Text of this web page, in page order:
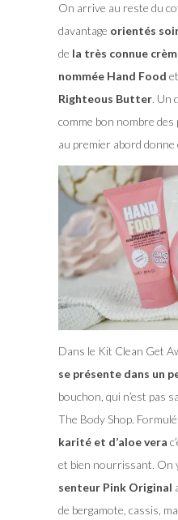
On arrive au reste du
davantage orientés
de la très connue
nommée Hand Food et
Righteous Butter. Un
comme bon nombre
au premier abord donne
Dans le Kit Clean Get
se présente dans un
bouchon, qui n’est pas
The Body Shop. Formulé
karité et d’aloe vera
et bien nourrissant. On
senteur Pink Original
de bergamote, cassis,